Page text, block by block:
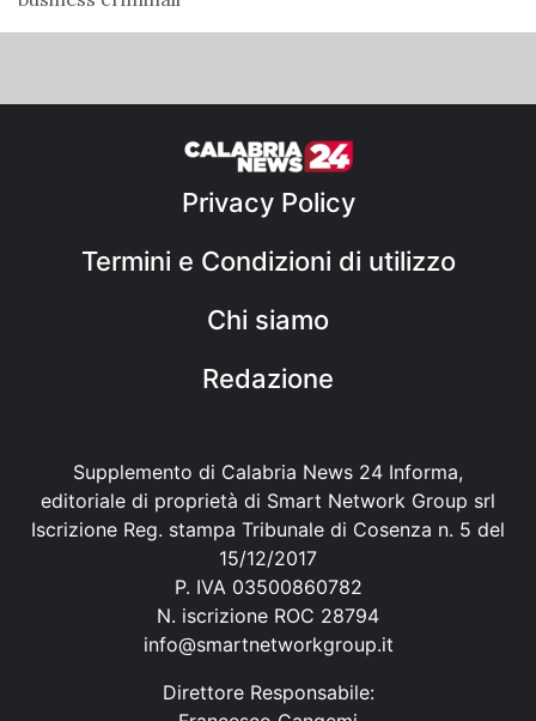
Privacy Policy
Termini e Condizioni di utilizzo
Chi siamo
Redazione
Supplemento di Calabria News 24 Informa,
editoriale di proprietà di Smart Network Group srl
Iscrizione Reg. stampa Tribunale di Cosenza n. 5 del
15/12/2017
P. IVA 03500860782
N. iscrizione ROC 28794
info@smartnetworkgroup.it
Direttore Responsabile: